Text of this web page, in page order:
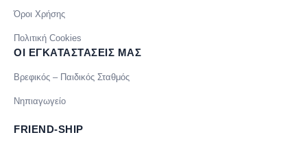
Όροι Χρήσης
Πολιτική Cookies
ΟΙ ΕΓΚΑΤΑΣΤΑΣΕΙΣ ΜΑΣ
Βρεφικός – Παιδικός Σταθμός
Νηπιαγωγείο
FRIEND-SHIP